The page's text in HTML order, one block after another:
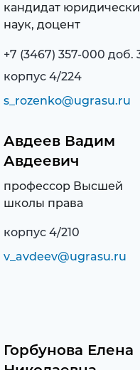
кандидат
наук, доцент
+7 (3467) 357-000 доб.
корпус 4/224
s_rozenko@ugrasu.ru
Авдеев Вадим
Авдеевич
профессор Высшей
школы права
корпус 4/210
v_avdeev@ugrasu.ru
Горбунова Елена